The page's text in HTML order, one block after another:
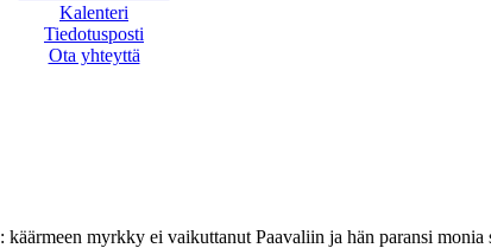
Kalenteri
Tiedotusposti
Ota yhteyttä
myrkky ei vaikuttanut Paavaliin ja hän paransi